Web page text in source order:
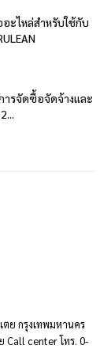
ะไหล่สำหรับใช้กับ
การจัดซื้อจัดจ้างและ
ตย กรุงเทพมหานคร
Call center โทร. 0-